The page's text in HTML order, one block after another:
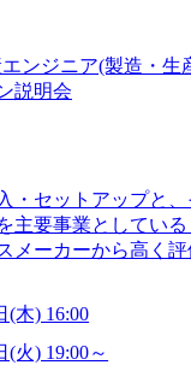
のあるファーム。
方でも幅広に経験
our-vision-
https://
社は、FinTech領域
深い理解を持つコ
持つシンプレクス
ンジニア(製造・生
説明会
・セットアップと
主要事業としてい
メーカーから高く
たちの技術/私たち
の技術/私たちの対
長しており、それ
(木) 16:00
(火) 19:00～